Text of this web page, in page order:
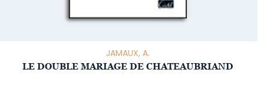
JAMAUX, A.
LE DOUBLE MARIAGE DE CHATEAUBRIAND